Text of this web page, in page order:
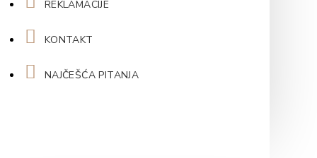
REKLAMACIJE
KONTAKT
NAJČEŠĆA PITANJA